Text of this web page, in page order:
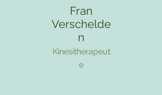
Fran
Verschelde
n
Kinesitherapeut
e